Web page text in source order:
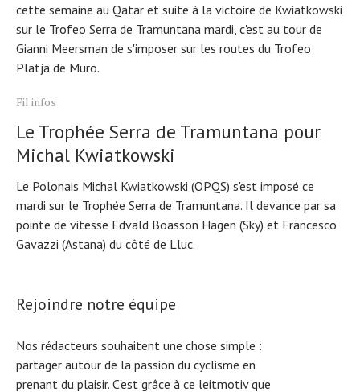
cette semaine au Qatar et suite à la victoire de Kwiatkowski
sur le Trofeo Serra de Tramuntana mardi, c'est au tour de
Gianni Meersman de s'imposer sur les routes du Trofeo
Platja de Muro.
Fil infos
Le Trophée Serra de Tramuntana pour
Michal Kwiatkowski
Le Polonais Michal Kwiatkowski (OPQS) s'est imposé ce
mardi sur le Trophée Serra de Tramuntana. Il devance par sa
pointe de vitesse Edvald Boasson Hagen (Sky) et Francesco
Gavazzi (Astana) du côté de Lluc.
Rejoindre notre équipe
Nos rédacteurs souhaitent une chose simple :
partager autour de la passion du cyclisme en
prenant du plaisir. C'est grâce à ce leitmotiv que